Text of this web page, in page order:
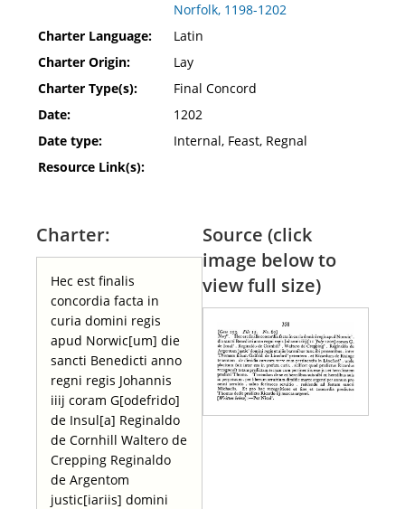
Norfolk, 1198-1202
Charter Language:
Latin
Charter Origin:
Lay
Charter Type(s):
Final Concord
Date:
1202
Date type:
Internal, Feast, Regnal
Resource Link(s):
Charter:
Hec est finalis
concordia facta in
curia domini regis
apud Norwic[um] die
sancti Benedicti anno
regni regis Johannis
iiij coram G[odefrido]
de Insul[a] Reginaldo
de Cornhill Waltero de
Crepping Reginaldo
de Argentom
justic[iariis] domini
Source (click
image below to
view full size)